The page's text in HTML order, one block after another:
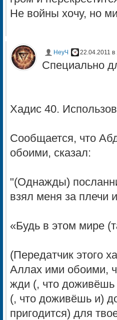
Не войны хочу, но
НеуЧ 22.04.2011 в
Специально
Хадис 40.
Сообщается, что
обоими, сказал:
"(Однажды)
взял меня за плечи
«Будь в этом мире
(Передатчик этого
Аллах ими обоими,
жди (, что доживёшь
(, что доживёшь и)
пригодится) для